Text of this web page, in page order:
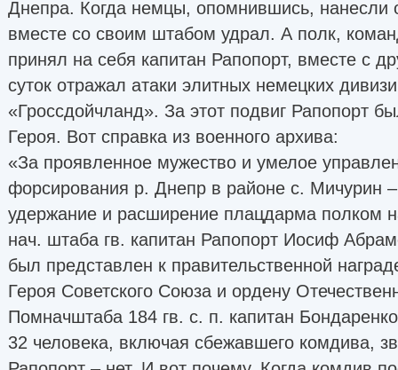
Днепра. Когда немцы, опомнившись, нанесли
вместе со своим штабом удрал. А полк,
принял на себя капитан Рапопорт, вместе с
суток отражал атаки элитных немецких
«Гроссдойчланд». За этот подвиг Рапопорт
Героя. Вот справка из военного архива:
«За проявленное мужество и умелое
форсирования р. Днепр в районе с. Мичурин –
удержание и расширение плацдарма полком
нач. штаба гв. капитан Рапопорт Иосиф
был представлен к правительственной
Героя Советского Союза и ордену
Помначштаба 184 гв. с. п. капитан
32 человека, включая сбежавшего комдива,